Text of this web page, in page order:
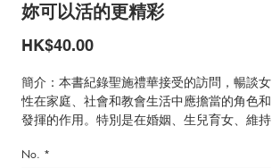
妳可以活的更精彩
HK$40.00Price
簡介：本書紀錄聖施禮華接受的訪問，暢談女
性在家庭、社會和教會生活中應擔當的角色和
發揮的作用。特別是在婚姻、生兒育女、維持
特、實際的評語和建議，幫助女性能活出更精
No. *